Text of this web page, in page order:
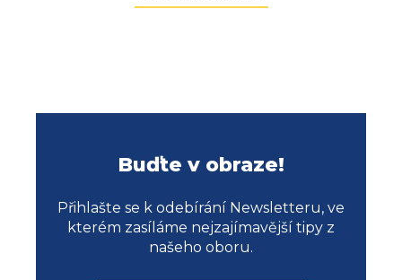
Buďte v obraze!
Přihlašte se k odebírání Newsletteru, ve
kterém zasíláme nejzajímavější tipy z
našeho oboru.